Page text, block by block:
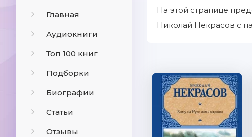
Главная
Аудиокниги
Топ 100 книг
Подборки
Биографии
Статьи
Отзывы
На этой странице
Николай Некрасов с